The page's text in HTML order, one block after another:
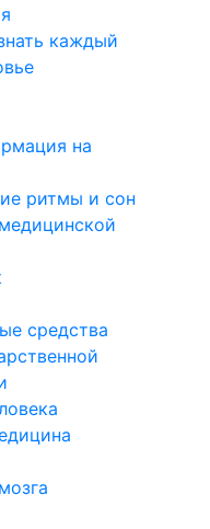
каждый
на
ритмы и сон
средства